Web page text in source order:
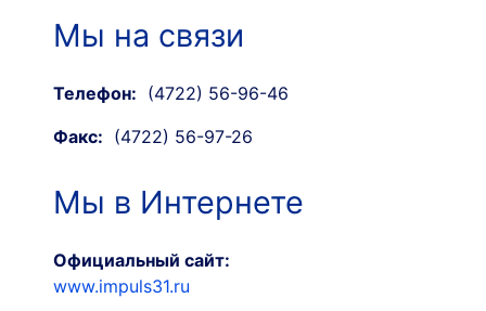
Мы на связи
Телефон: (4722) 56-96-46
Факс: (4722) 56-97-26
Мы в Интернете
Официальный сайт:
www.impuls31.ru